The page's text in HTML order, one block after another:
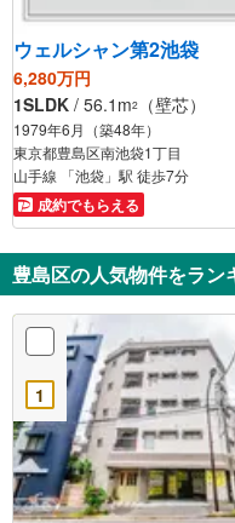
ウェルシャン第2池袋
6,280万円
1SLDK / 56.1m2 （壁芯）
1979年6月（築48年）
東京都豊島区南池袋1丁目
山手線 「池袋」駅 徒歩7分
成約でもらえる
豊島区の人気物件をラン
1